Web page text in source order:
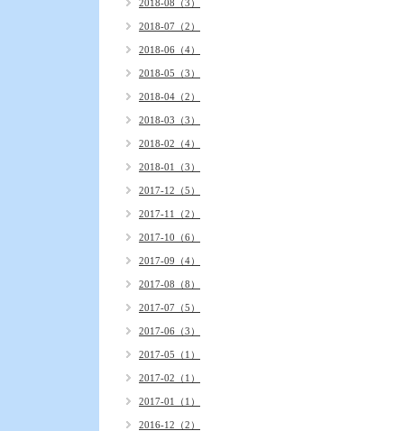
2018-08（3）
2018-07（2）
2018-06（4）
2018-05（3）
2018-04（2）
2018-03（3）
2018-02（4）
2018-01（3）
2017-12（5）
2017-11（2）
2017-10（6）
2017-09（4）
2017-08（8）
2017-07（5）
2017-06（3）
2017-05（1）
2017-02（1）
2017-01（1）
2016-12（2）